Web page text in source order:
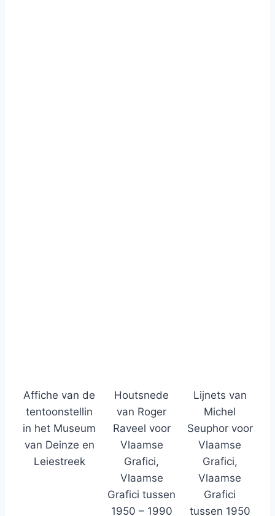
Affiche van de
tentoonstellin
in het Museum
van Deinze en
Leiestreek
Houtsnede
van Roger
Raveel voor
Vlaamse
Grafici,
Vlaamse
Grafici tussen
1950 – 1990
Lijnets van
Michel
Seuphor voor
Vlaamse
Grafici,
Vlaamse
Grafici
tussen 1950